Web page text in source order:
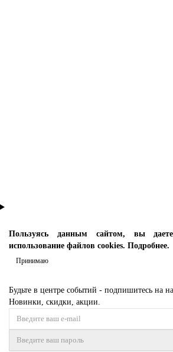
Пользуясь данным сайтом, вы
использование файлов cookies. Подробнее.
Принимаю
Будьте в центре событий - подпишитесь на
Новинки, скидки, акции.